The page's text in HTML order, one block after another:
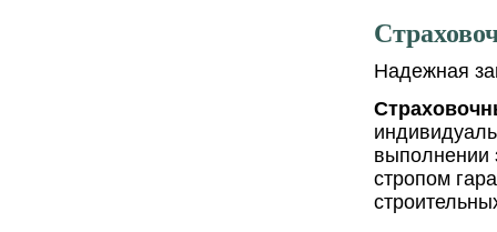
Надежная
выполнении
стропом